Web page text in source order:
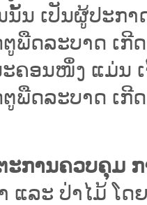
ນ ເປັນຜູ້ປະກາ
ລະບາດ ເກີດ
ຄອນໜຶ່ງ ແມ່ນ
ດລະບາດ ເກີດ
ະການຄວບຄຸມ
ລະ ປ່າໄມ້ ໂດ